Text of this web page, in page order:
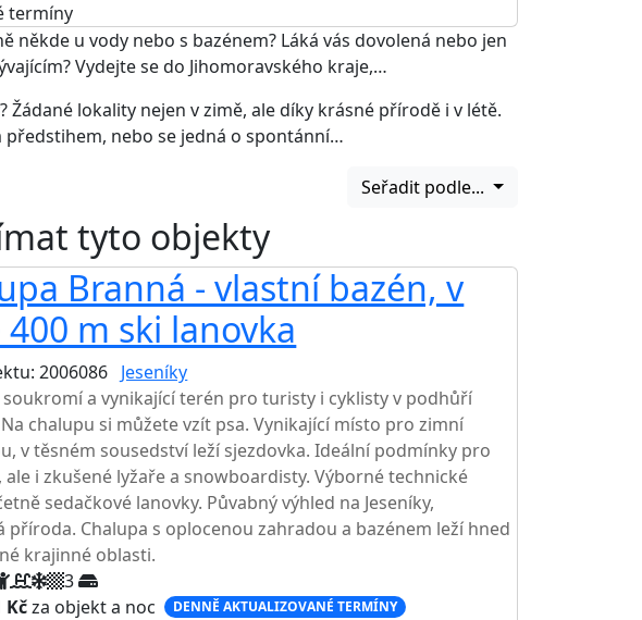
termíny
někde u vody nebo s bazénem? Láká vás dovolená nebo jen
Vydejte se do Jihomoravského kraje,…
lokality nejen v zimě, ale díky krásné přírodě i v létě.
nebo se jedná o spontánní…
Seřadit podle...
tyto objekty
Branná - vlastní bazén, v
m ski lanovka
2006086 Jeseníky
a vynikající terén pro turisty i cyklisty v podhůří
Na chalupu si můžete vzít psa. Vynikající místo pro zimní
v těsném sousedství leží sjezdovka. Ideální podmínky pro
ale i zkušené lyžaře a snowboardisty. Výborné technické
sedačkové lanovky. Půvabný výhled na Jeseníky,
příroda. Chalupa s oplocenou zahradou a bazénem leží hned
krajinné oblasti.
3
Kčza objekt a noc DENNĚ AKTUALIZOVANÉ TERMÍNY